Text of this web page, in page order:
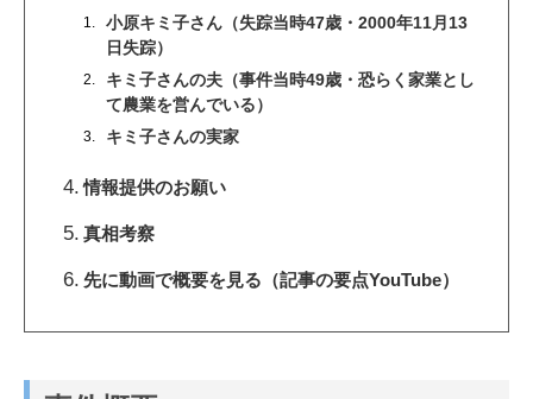
小原キミ子さん（失踪当時47歳・2000年11月13
日失踪）
キミ子さんの夫（事件当時49歳・恐らく家業とし
て農業を営んでいる）
キミ子さんの実家
情報提供のお願い
真相考察
先に動画で概要を見る（記事の要点YouTube）